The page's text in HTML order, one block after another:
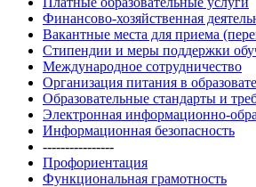
Финансово-хозяйственная
Вакантные места для приема
Стипендии и меры поддержки
Международное сотрудничество
Организация питания в
Образовательные стандарты и
Электронная информационно-
Информационная безопасность
----------------
Профориентация
Функциональная грамотность